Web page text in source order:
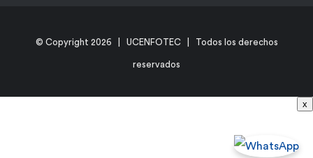
© Copyright 2026 | UCENFOTEC | Todos los derechos
reservados
x